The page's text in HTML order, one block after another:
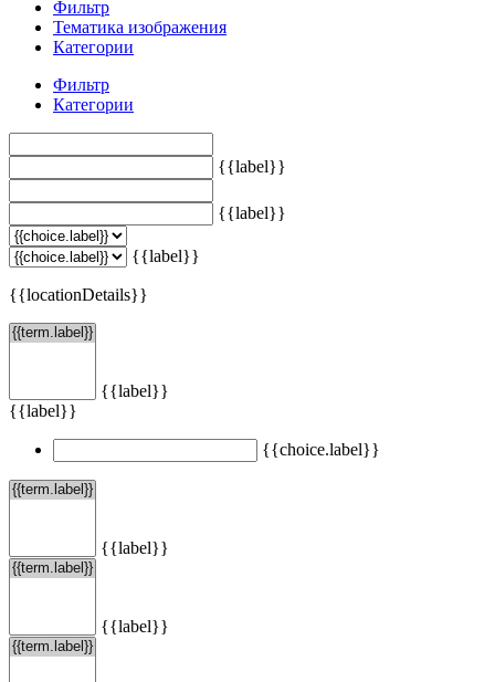
Фильтр
Тематика изображения
Категории
Фильтр
Категории
{{label}}
{{label}}
{{label}}
{{locationDetails}}
{{label}}
{{label}}
{{choice.label}}
{{label}}
{{label}}